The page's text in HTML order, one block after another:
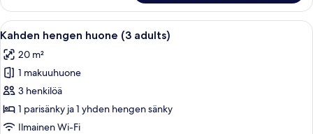
kuvat
huone
(2
adults
child)
Avaa
kaikki
huonetyypin
Kahden
hengen
huone
(3
Parivuode kuviollisella
3
Kahden hengen huone (3 adults)
20 m²
1 makuuhuone
3 henkilöä
1 parisänky ja 1 yhden hengen sänky
Ilmainen Wi-Fi